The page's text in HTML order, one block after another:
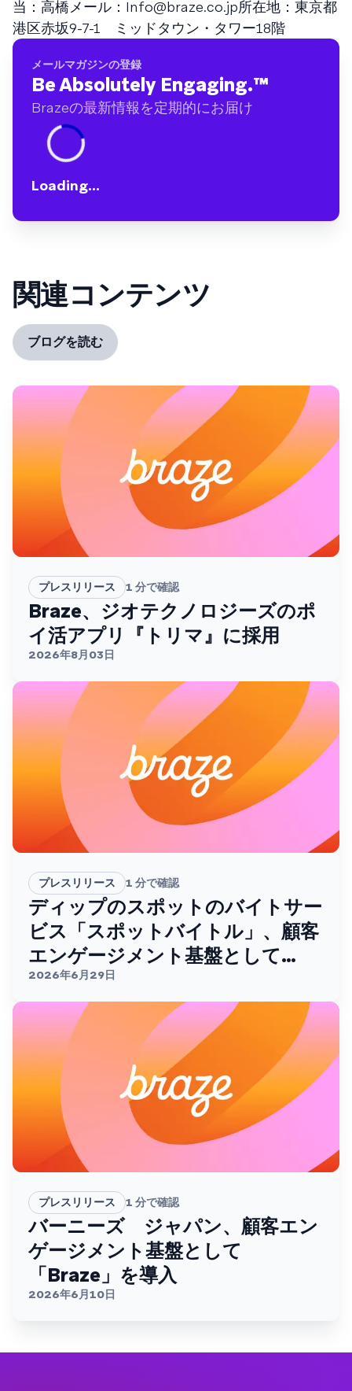
当：高橋メール： Info@braze.co.jp所在地：東京都
港区赤坂9-7-1 ミッドタウン・タワー18階
メールマガジンの登録
Be Absolutely Engaging.™
Brazeの最新情報を定期的にお届け
Loading...
関連コンテンツ
ブログを読む
プレスリリース 1 分で確認
Braze、ジオテクノロジーズのポ
イ活アプリ『トリマ』に採用
2026年8月03日
プレスリリース 1 分で確認
ディップのスポットのバイトサー
ビス「スポットバイトル」、顧客
エンゲージメント基盤として
Brazeを採用。
2026年6月29日
プレスリリース 1 分で確認
バーニーズ ジャパン、顧客エン
ゲージメント基盤として
「Braze」を導入
2026年6月10日